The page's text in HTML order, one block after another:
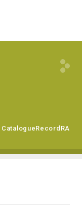
CatalogueRecordRA